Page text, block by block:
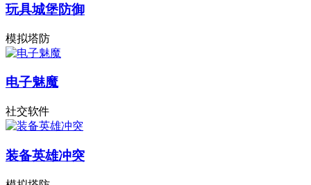
玩具城堡防御
模拟塔防
电子魅魔
社交软件
装备英雄冲突